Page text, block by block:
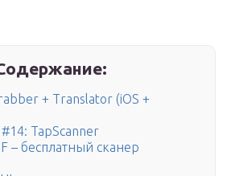
+ Translator (iOS +
TapScanner
– бесплатный сканер